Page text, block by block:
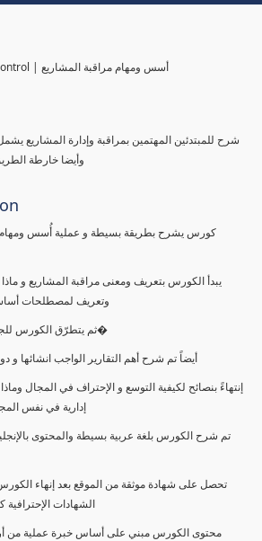
Foundations of Projects Control | أسس ومهام مراقبة المشاريع
شرح للمبتدئين المهتمين بمراقبة وإدارة المشاريع
وأيضا خارطة
كورس يشرح بطريقة بسيطة و عملية أُسس ومهام
يبدأ الكورس بتعريف ومعنى مراقبة المشاريع و
وتعريف لمصطلحات
ثم يتطرّق الكورس للجزء الأساسي و هوا شرح لمها�
أيضاً تم شرح أهم التقارير الواجب انشائها و
إنتهاءً بنصائح لكيفية التوسع و الإحتراف في المجال
إدارية في نفس
تم شرح الكورس بلغة عربية بسيطة والمحتوى
تحصل على شهادة موثقة من الموقع بعد إنهاء
الشهادات
محتوى الكورس مبني على أساس خبرة عملية من